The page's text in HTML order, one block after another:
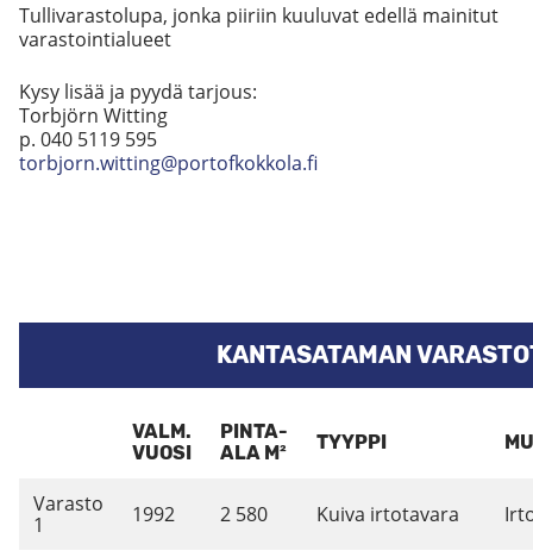
Tullivarastolupa, jonka piiriin kuuluvat edellä mainitut
varastointialueet
Kysy lisää ja pyydä tarjous:
Torbjörn Witting
p. 040 5119 595
torbjorn.witting@portofkokkola.fi
KANTASATAMAN
VALM.
VUOSI
PINTA-
ALA M²
TYYPPI
Varasto
1
1992 2 580 Kuiva irtotavara